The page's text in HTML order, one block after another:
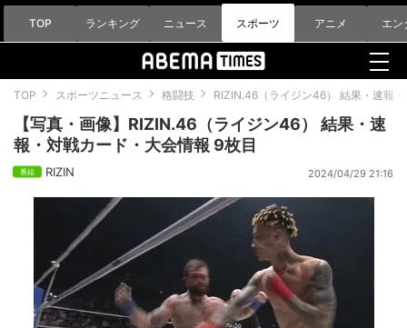
TOP ランキング ニュース スポーツ アニメ エン
TOP スポーツニュース 格闘技 RIZIN.46（ライジン46） 結果・速報
【写真・画像】RIZIN.46（ライジン46） 結果・速
報・対戦カード・大会情報 9枚目
RIZIN 2024/04/29 21:16